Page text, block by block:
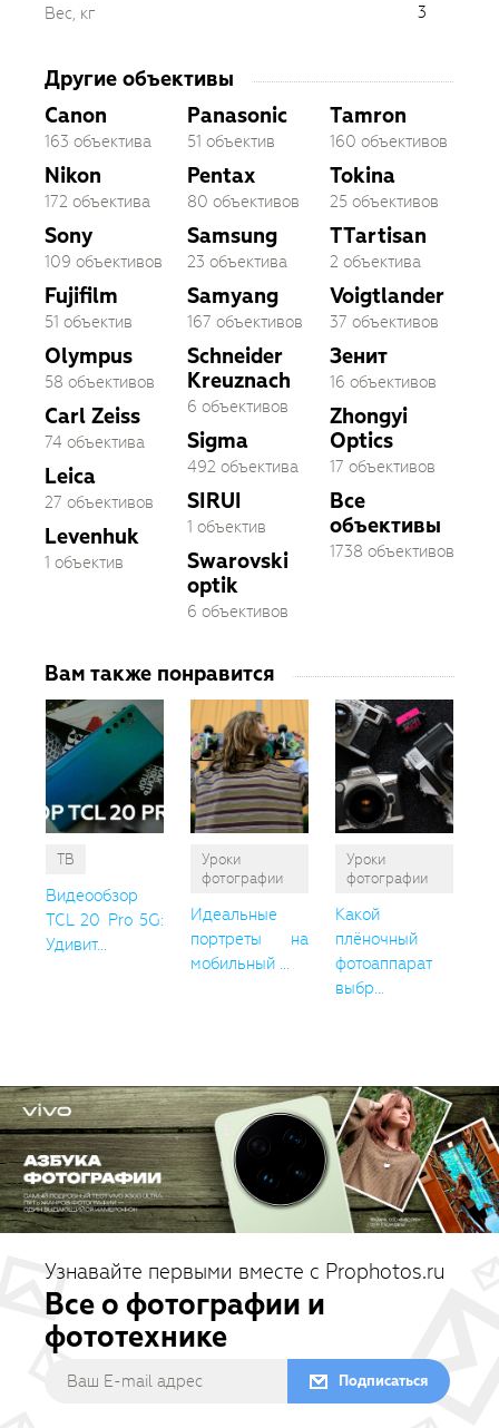
Вес, кг
3
Другие объективы
Canon
163 объектива
Nikon
172 объектива
Sony
109 объективов
Fujifilm
51 объектив
Olympus
58 объективов
Carl Zeiss
74 объектива
Leica
27 объективов
Levenhuk
1 объектив
Panasonic
51 объектив
Pentax
80 объективов
Samsung
23 объектива
Samyang
167 объективов
Schneider
Kreuznach
6 объективов
Sigma
492 объектива
SIRUI
1 объектив
Swarovski
optik
6 объективов
Tamron
160 объективов
Tokina
25 объективов
TTartisan
2 объектива
Voigtlander
37 объективов
Зенит
16 объективов
Zhongyi
Optics
17 объективов
Все
объективы
1738 объективов
Вам также понравится
ТВ
Видеообзор
TCL 20 Pro 5G:
Удивит...
Уроки
фотографии
Идеальные
портреты на
мобильный ...
Уроки
фотографии
Какой
плёночный
фотоаппарат
выбр...
Узнавайте первыми вместе с Prophotos.ru
Все о фотографии и
фототехнике
Подписаться